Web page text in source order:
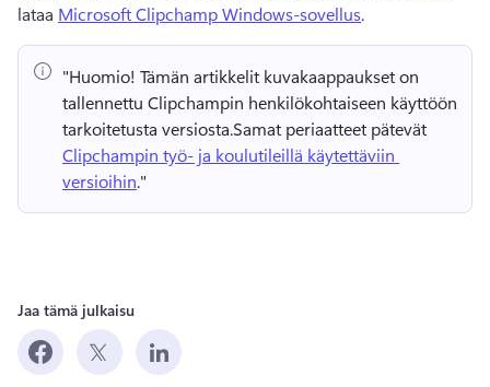
lataa Microsoft Clipchamp Windows-sovellus.
"Huomio! Tämän artikkelit kuvakaappaukset on
tallennettu Clipchampin henkilökohtaiseen käyttöön
tarkoitetusta versiosta.
Clipchampin työ- ja koulutileillä käytettäviin
versioihin."
Jaa tämä julkaisu